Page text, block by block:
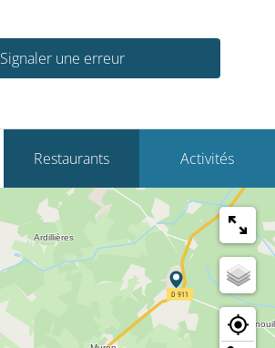
Signaler une erreur
Restaurants Activités